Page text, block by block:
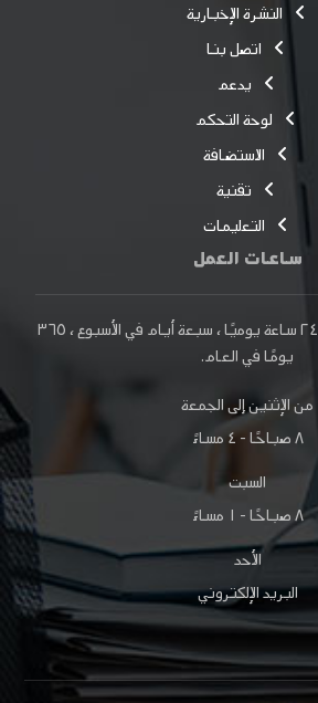
النشرة الإخبارية
اتصل بنا
يدعم
لوحة التحكم
الاستضافة
تقنية
التعليمات
ساعات العمل
٢٤ ساعة يوميًا ، سبعة أيام في الأسبوع ،٣٦٥
يومًافي العام.
من الإثنين إلى الجمعة
٨ صباحًا - ٤ مساءً
السبت
٨ صباحًا - ١ مساءً
الأحد
البريد الإلكتروني